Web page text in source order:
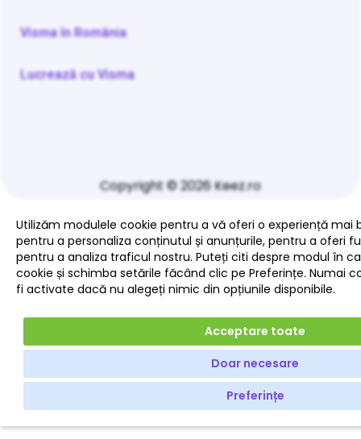
Visma în România
Lucrează cu Visma
Copyright © 2026 Keez.ro